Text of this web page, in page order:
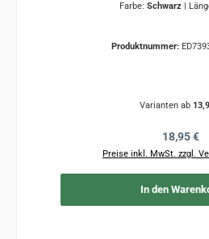
Farbe: Schwarz
Produktnummer:
Varianten ab
Regulärer
18,95 €
Preise inkl. MwSt. zzgl.
In den